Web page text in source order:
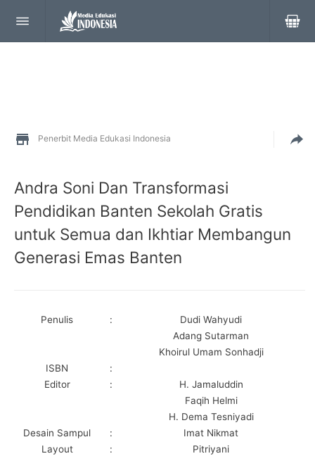
Penerbit Media Edukasi Indonesia
Andra Soni Dan Transformasi
Pendidikan Banten Sekolah Gratis
untuk Semua dan Ikhtiar Membangun
Generasi Emas Banten
Penulis :
Dudi Wahyudi
Adang Sutarman
Khoirul Umam Sonhadji
ISBN
:
Editor
:
H. Jamaluddin
Faqih Helmi
H. Dema Tesniyadi
Desain Sampul
:
Imat Nikmat
Layout
: Pitriyani